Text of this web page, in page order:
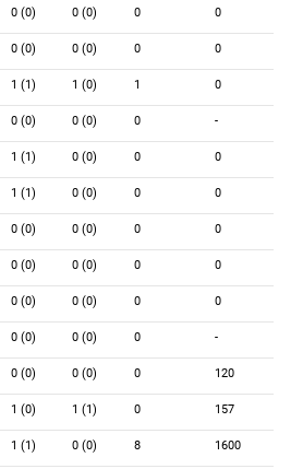
0 (0) 0 (0) 0 0
0 (0) 0 (0) 0 0
1 (1) 1 (0) 1 0
0 (0) 0 (0) 0 -
1 (1) 0 (0) 0 0
1 (1) 0 (0) 0 0
0 (0) 0 (0) 0 0
0 (0) 0 (0) 0 0
0 (0) 0 (0) 0 0
0 (0) 0 (0) 0 -
0 (0) 0 (0) 0 120
1 (0) 1 (1) 0 157
1 (1) 0 (0) 8 1600